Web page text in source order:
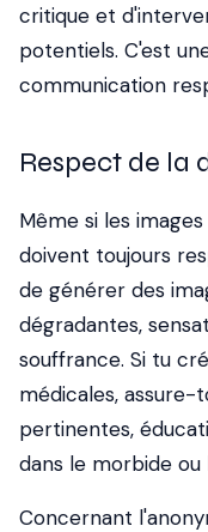
critique et
potentiels. C'est
communication
Respect de la
Même si les
doivent toujours
de générer des
dégradantes,
souffrance. Si tu
médicales, assure-
pertinentes,
dans le morbide ou
Concernant